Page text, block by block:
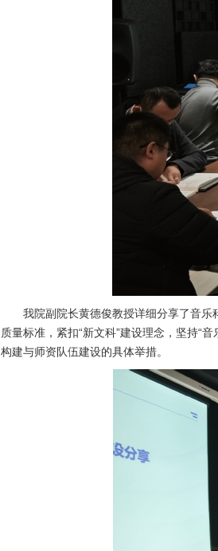
我院副院长黄德俊教授详细分享了音乐
质量标准，紧扣“新文科”建设理念，坚持“
构建与师资队伍建设的具体举措。